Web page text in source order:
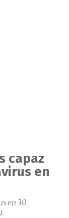
capaz
en
en 30